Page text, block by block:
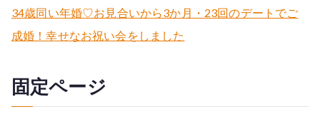
34歳同い年婚♡お見合いから3か月・23回のデートでご
成婚！幸せなお祝い会をしました
固定ページ